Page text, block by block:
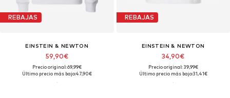
REBAJAS
EINSTEIN & NEWTON
59,90€
Precio original: 69,99€
Último precio más bajo:47,90€
REBAJAS
EINSTEIN & NEWTON
34,90€
Precio original: 39,99€
Último precio más bajo:31,41€